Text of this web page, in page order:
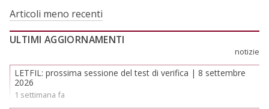
Navigazione
articoli
Articoli meno recenti
ULTIMI AGGIORNAMENTI
notizie
LETFIL: prossima sessione del test di verifica | 8 settembre
2026
1 settimana fa